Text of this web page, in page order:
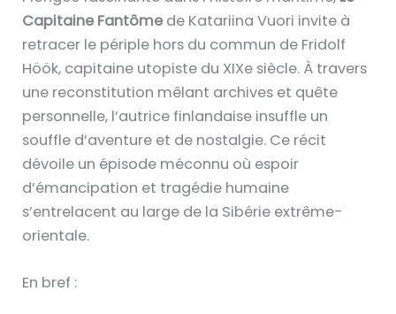
Capitaine Fantôme de Katariina Vuori invite à
retracer le périple hors du commun de Fridolf
Höök, capitaine utopiste du XIXe siècle. À travers
une reconstitution mêlant archives et quête
personnelle, l’autrice finlandaise insuffle un
souffle d’aventure et de nostalgie. Ce récit
dévoile un épisode méconnu où espoir
d’émancipation et tragédie humaine
s’entrelacent au large de la Sibérie extrême-
orientale.
En bref :